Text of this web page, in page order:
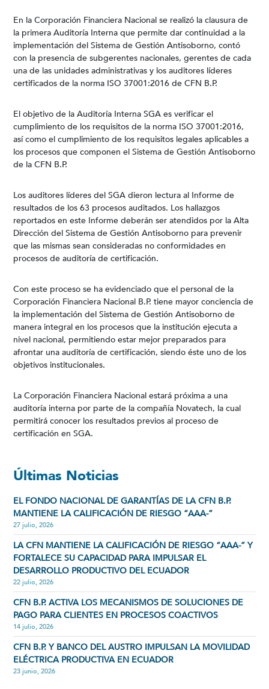
En la Corporación Financiera Nacional se realizó la clausura de
la primera Auditoría Interna que permite dar continuidad a la
implementación del Sistema de Gestión Antisoborno, contó
con la presencia de subgerentes nacionales, gerentes de cada
una de las unidades administrativas y los auditores líderes
certificados de la norma ISO 37001:2016 de CFN B.P.
El objetivo de la Auditoría Interna SGA es verificar el
cumplimiento de los requisitos de la norma ISO 37001:2016,
así como el cumplimiento de los requisitos legales aplicables a
los procesos que componen el Sistema de Gestión Antisoborno
de la CFN B.P.
Los auditores líderes del SGA dieron lectura al Informe de
resultados de los 63 procesos auditados. Los hallazgos
reportados en este Informe deberán ser atendidos por la Alta
Dirección del Sistema de Gestión Antisoborno para prevenir
que las mismas sean consideradas no conformidades en
procesos de auditoría de certificación.
Con este proceso se ha evidenciado que el personal de la
Corporación Financiera Nacional B.P. tiene mayor conciencia de
la implementación del Sistema de Gestión Antisoborno de
manera integral en los procesos que la institución ejecuta a
nivel nacional, permitiendo estar mejor preparados para
afrontar una auditoría de certificación, siendo éste uno de los
objetivos institucionales.
La Corporación Financiera Nacional estará próxima a una
auditoría interna por parte de la compañía Novatech, la cual
permitirá conocer los resultados previos al proceso de
certificación en SGA.
Últimas Noticias
EL FONDO NACIONAL DE GARANTÍAS DE LA CFN B.P.
MANTIENE LA CALIFICACIÓN DE RIESGO “AAA-”
27 julio, 2026
LA CFN MANTIENE LA CALIFICACIÓN DE RIESGO “AAA-” Y
FORTALECE SU CAPACIDAD PARA IMPULSAR EL
DESARROLLO PRODUCTIVO DEL ECUADOR
22 julio, 2026
CFN B.P. ACTIVA LOS MECANISMOS DE SOLUCIONES DE
PAGO PARA CLIENTES EN PROCESOS COACTIVOS
14 julio, 2026
CFN B.P. Y BANCO DEL AUSTRO IMPULSAN LA MOVILIDAD
ELÉCTRICA PRODUCTIVA EN ECUADOR
23 junio, 2026